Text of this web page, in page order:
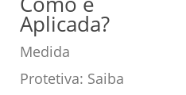
Aplicada?
Medida
Protetiva: Saiba